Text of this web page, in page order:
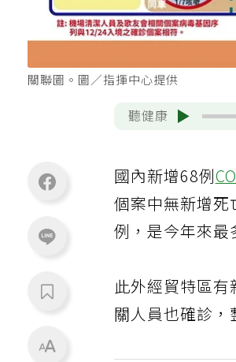
關聯圖。圖／指揮中心提供
聽健康
國內新增68例
個案中無新增
例，是今年來最
此外經貿特區
關人員也確診，